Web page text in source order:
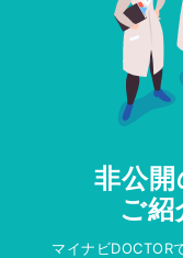
非公
ご紹
マイナビDOCTOR